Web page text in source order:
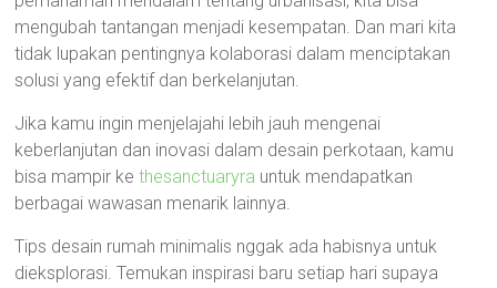
mengubah tantangan menjadi kesempatan. Dan mari kita
tidak lupakan pentingnya kolaborasi dalam menciptakan
solusi yang efektif dan berkelanjutan.
Jika kamu ingin menjelajahi lebih jauh mengenai
keberlanjutan dan inovasi dalam desain perkotaan, kamu
bisa mampir kethesanctuaryra untuk mendapatkan
berbagai wawasan menarik lainnya.
Tips desain rumah minimalis nggak ada habisnya untuk
dieksplorasi. Temukan inspirasi baru setiap hari supaya